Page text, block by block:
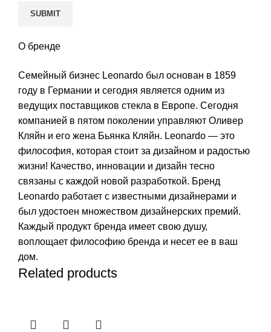
О бренде
Семейный бизнес Leonardo был основан в 1859
году в Германии и сегодня является одним из
ведущих поставщиков стекла в Европе. Сегодня
компанией в пятом поколении управляют Оливер
Кляйн и его жена Бьянка Кляйн. Leonardo — это
философия, которая стоит за дизайном и радостью
жизни! Качество, инновации и дизайн тесно
связаны с каждой новой разработкой. Бренд
Leonardo работает с известными дизайнерами и
был удостоен множеством дизайнерских премий.
Каждый продукт бренда имеет свою душу,
воплощает философию бренда и несет ее в ваш
дом.
Related products